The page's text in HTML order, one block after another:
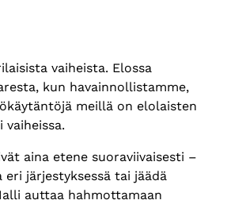
vaiheista. Elossa
kun havainnollistamme,
meillä on elolaisten
aina etene suoraviivaisesti –
järjestyksessä tai jäädä
auttaa hahmottamaan